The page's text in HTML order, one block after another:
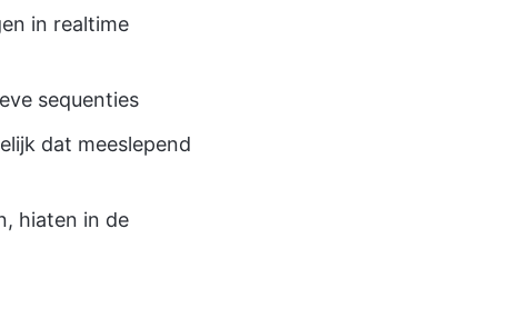
in realtime
sequenties
dat meeslepend
hiaten in de